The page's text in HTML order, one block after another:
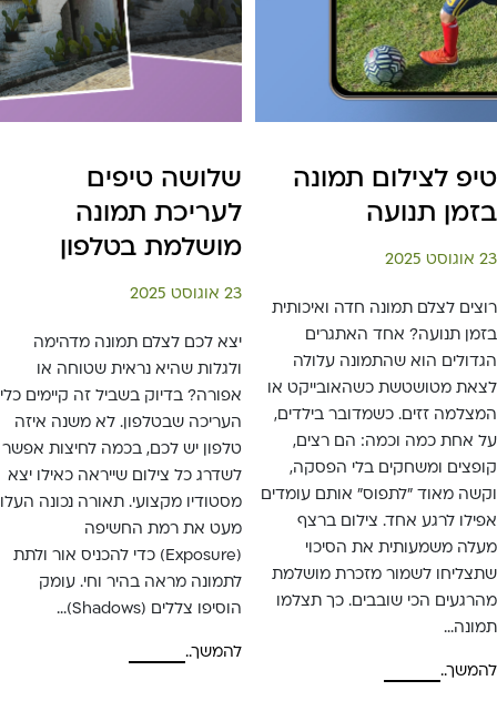
טיפ לצילום תמונה
בזמן תנועה
23 אוגוסט 2025
רוצים לצלם תמונה חדה ואיכותית
בזמן תנועה? אחד האתגרים
הגדולים הוא שהתמונה עלולה
לצאת מטושטשת כשהאובייקט או
המצלמה זזים. כשמדובר בילדים,
על אחת כמה וכמה: הם רצים,
קופצים ומשחקים בלי הפסקה,
וקשה מאוד "לתפוס" אותם עומדים
אפילו לרגע אחד. צילום ברצף
מעלה משמעותית את הסיכוי
שתצליחו לשמור מזכרת מושלמת
מהרגעים הכי שובבים. כך תצלמו
תמונה…
להמשך..
שלושה טיפים
לעריכת תמונה
מושלמת בטלפון
23 אוגוסט 2025
יצא לכם לצלם תמונה מדהימה
ולגלות שהיא נראית שטוחה או
אפורה? בדיוק בשביל זה קיימים כלי
העריכה שבטלפון. לא משנה איזה
טלפון יש לכם, בכמה לחיצות אפשר
לשדרג כל צילום שייראה כאילו יצא
מסטודיו מקצועי. תאורה נכונה העלו
מעט את רמת החשיפה
(Exposure) כדי להכניס אור ולתת
לתמונה מראה בהיר וחי. עומק
הוסיפו צללים (Shadows)…
להמשך..